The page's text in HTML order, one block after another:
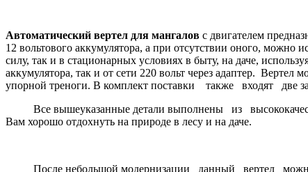
Автоматический вертел для мангалов с двигателем
12 вольтового аккумулятора, а при отсутствии оного, можно
силу, так и в стационарных условиях в быту, на даче,
аккумулятора, так и от сети 220 вольт через адаптер.
упорной треноги. В комплект поставки также входят
Все вышеуказанные детали выполнены из
Вам хорошо отдохнуть на природе в лесу и на даче.
После небольшой модернизации данный вертел можно